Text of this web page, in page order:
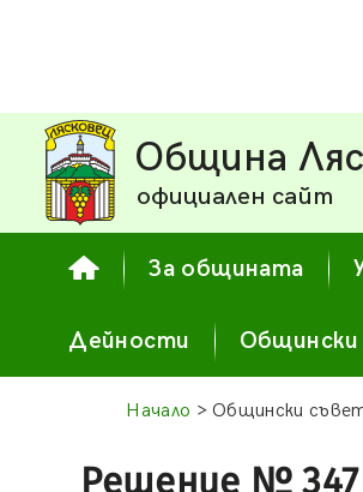
Община
официален сайт
За общината
Дейности
Начало > Общински
Решение № 347